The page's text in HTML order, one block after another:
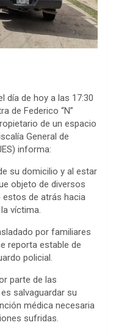
día de hoy a las 17:30
de Federico “N”
de un espacio
General de
informa:
su domicilio y al estar
objeto de diversos
estos de atrás hacia
víctima.
por familiares
reporta estable de
policial.
parte de las
salvaguardar su
médica necesaria
sufridas.